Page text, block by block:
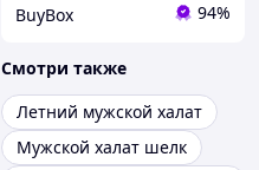
BuyBox 94%
Смотри также
Летний мужской халат
Мужской халат шелк